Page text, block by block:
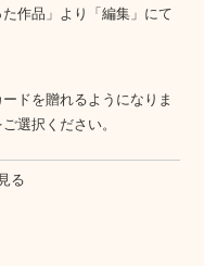
作品」より「編集」にて
ドを贈れるようになりま
選択ください。
る